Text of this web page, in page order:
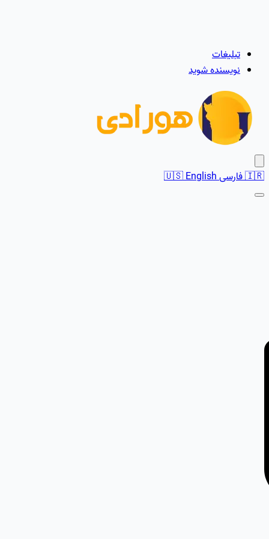
تبلیغات
نویسنده شوید
🇮🇷فارسی 🇺🇸English